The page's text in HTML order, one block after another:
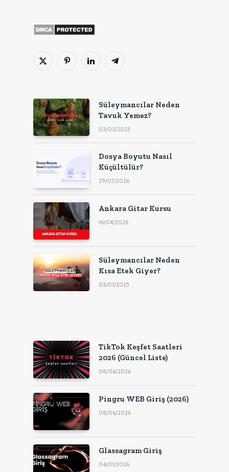
X
Pinterest'inLinkedInTelgraf
Süleymancılar Neden
Tavuk Yemez?
03/03/2025
Dosya Boyutu Nasıl
Küçültülür?
29/07/2026
Ankara Gitar Kursu
16/04/2026
Süleymancılar Neden
Kısa Etek Giyer?
03/01/2025
TikTok Keşfet Saatleri
2026 (Güncel Liste)
08/06/2026
Pingru WEB Giriş (2026)
08/06/2026
Glassagram Giriş
04/01/2026